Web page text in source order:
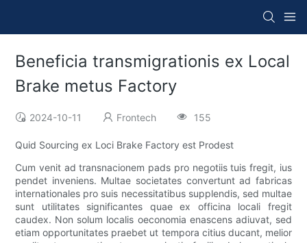
Beneficia transmigrationis ex Local
Brake metus Factory
2024-10-11 Frontech 155
Quid Sourcing ex Loci Brake Factory est Prodest
Cum venit ad transnacionem pads pro negotiis tuis fregit, ius
pendet inveniens. Multae societates convertunt ad fabricas
internationales pro suis necessitatibus supplendis, sed multae
sunt utilitates significantes quae ex officina locali fregit
caudex. Non solum localis oeconomia enascens adiuvat, sed
etiam opportunitates praebet ut tempora citius ducant, melior